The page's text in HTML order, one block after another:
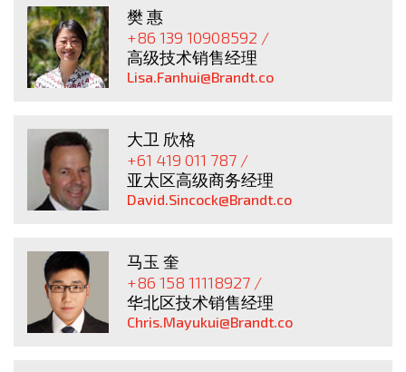
樊 惠
+86 139 10908592 /
高级技术销售经理
Lisa.Fanhui@Brandt.co
大卫 欣格
+61 419 011 787 /
亚太区高级商务经理
David.Sincock@Brandt.co
马玉 奎
+86 158 11118927 /
华北区技术销售经理
Chris.Mayukui@Brandt.co